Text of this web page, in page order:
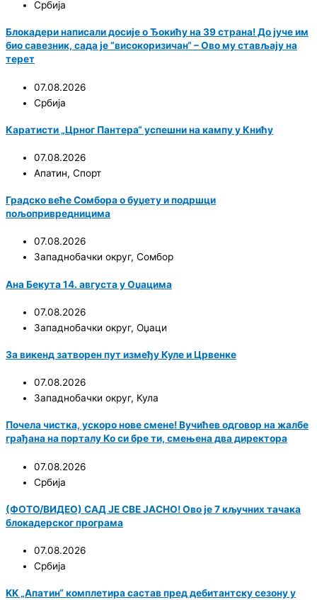
Србија
Блокадери написали досије о Ђокићу на 39 страна! До јуче им
био савезник, сада је “високоризичан“ – Ово му стављају на
терет
07.08.2026
Србија
Каратисти „Црног Пантера“ успешни на кампу у Книћу
07.08.2026
Апатин, Спорт
Градско веће Сомбора о буџету и подршци
пољопривредницима
07.08.2026
Западнобачки округ, Сомбор
Ана Бекута 14. августа у Оџацима
07.08.2026
Западнобачки округ, Оџаци
За викенд затворен пут између Куле и Црвенке
07.08.2026
Западнобачки округ, Кула
Почела чистка, ускоро нове смене! Вучићев одговор на жалбе
грађана на порталу Ко си бре ти, смењена два директора
07.08.2026
Србија
(ФОТО/ВИДЕО) САД ЈЕ СВЕ ЈАСНО! Ово је 7 кључних тачака
блокадерског програма
07.08.2026
Србија
KK „Апатин“ комплетира састав пред дебитантску сезону у